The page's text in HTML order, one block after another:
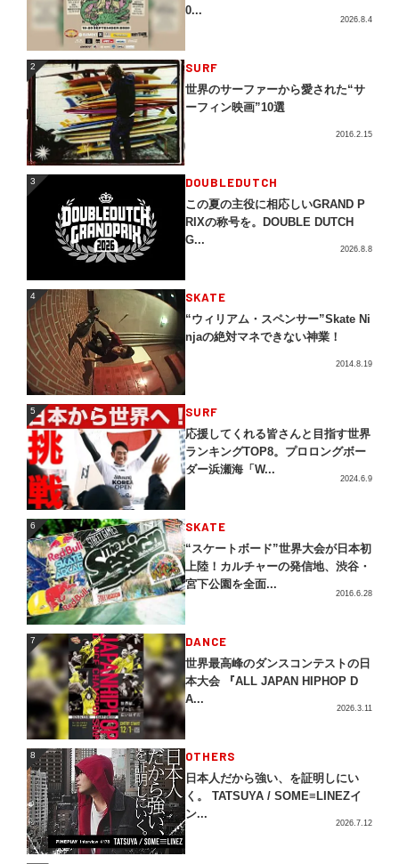
0...
2026.8.4
2 SURF
世界のサーファーから愛された“サ
ーフィン映画”10選
2016.2.15
3 DOUBLEDUTCH
この夏の主役に相応しいGRAND P
RIXの称号を。DOUBLE DUTCH
G...
2026.8.8
4 SKATE
“ウィリアム・スペンサー”Skate Ni
njaの絶対マネできない神業！
2014.8.19
5 SURF
応援してくれる皆さんと目指す世界
ランキングTOP8。プロロングボー
ダー浜瀬海「W...
2024.6.9
6 SKATE
“スケートボード”世界大会が日本初
上陸！カルチャーの発信地、渋谷・
宮下公園を全面...
2016.6.28
7 DANCE
世界最高峰のダンスコンテストの日
本大会 『ALL JAPAN HIPHOP D
A...
2026.3.11
8 OTHERS
日本人だから強い、を証明しにい
く。 TATSUYA / SOME≡LINEZイ
ン...
2026.7.12